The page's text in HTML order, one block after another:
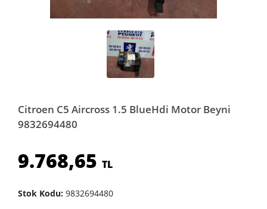
Citroen C5 Aircross 1.5 BlueHdi Motor Beyni
9832694480
9.768,65 TL
Stok Kodu: 9832694480